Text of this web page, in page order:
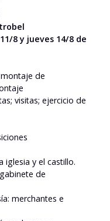
8 y jueves 14/8 de
de
visitas; ejercicio de
iglesia y el castillo.
de
merchantes e